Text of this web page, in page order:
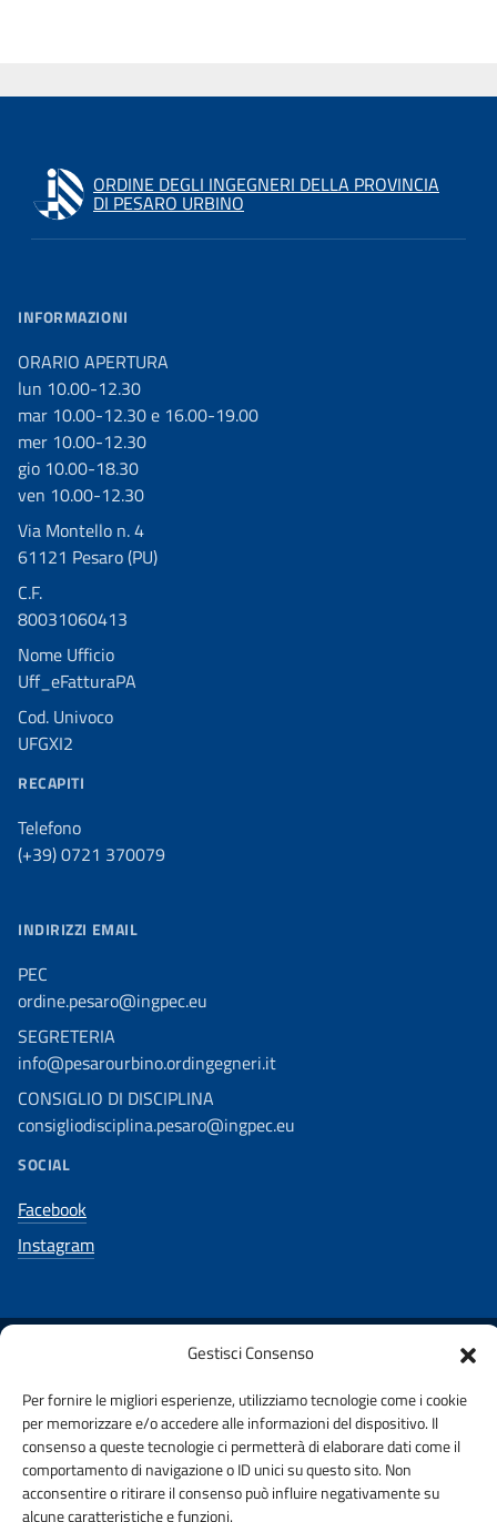
Gestisci Consenso
Per fornire le migliori esperienze, utilizziamo tecnologie come i cookie
per memorizzare e/o accedere alle informazioni del dispositivo. Il
consenso a queste tecnologie ci permetterà di elaborare dati come il
comportamento di navigazione o ID unici su questo sito. Non
acconsentire o ritirare il consenso può influire negativamente su
alcune caratteristiche e funzioni.
ORDINE DEGLI INGEGNERI DELLA PROVINCIA
DI PESARO URBINO
INFORMAZIONI
ORARIO APERTURA
lun 10.00-12.30
mar 10.00-12.30 e 16.00-19.00
mer 10.00-12.30
gio 10.00-18.30
ven 10.00-12.30
Via Montello n. 4
61121 Pesaro (PU)
C.F.
80031060413
Nome Ufficio
Uff_eFatturaPA
Cod. Univoco
UFGXI2
RECAPITI
Telefono
(+39) 0721 370079
INDIRIZZI EMAIL
PEC
ordine.pesaro@ingpec.eu
SEGRETERIA
info@pesarourbino.ordingegneri.it
CONSIGLIO DI DISCIPLINA
consigliodisciplina.pesaro@ingpec.eu
SOCIAL
Facebook
Instagram
AMMINISTRAZIONE TRASPARENTE
PUBBLICITA’ LEGALE STAKEHOLDERS
PRIVACY POLICY URP WHISTLEBLOWING